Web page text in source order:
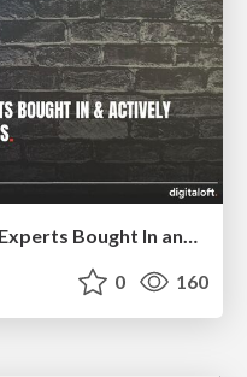
How to Get Subject Matter Experts Bought In and Actively Contributing to SEO & PR Initiatives.
0 160